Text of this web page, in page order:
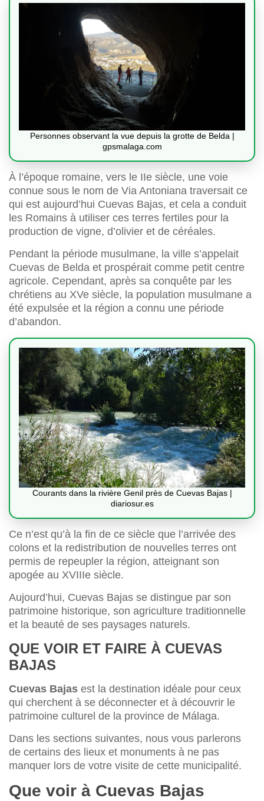
Personnes observant la vue depuis la grotte de Belda |
gpsmalaga.com
À l’époque romaine, vers le IIe siècle, une voie
connue sous le nom de Via Antoniana traversait ce
qui est aujourd’hui Cuevas Bajas, et cela a conduit
les Romains à utiliser ces terres fertiles pour la
production de vigne, d’olivier et de céréales.
Pendant la période musulmane, la ville s’appelait
Cuevas de Belda et prospérait comme petit centre
agricole. Cependant, après sa conquête par les
chrétiens au XVe siècle, la population musulmane a
été expulsée et la région a connu une période
d’abandon.
Courants dans la rivière Genil près de Cuevas Bajas |
diariosur.es
Ce n’est qu’à la fin de ce siècle que l’arrivée des
colons et la redistribution de nouvelles terres ont
permis de repeupler la région, atteignant son
apogée au XVIIIe siècle.
Aujourd’hui, Cuevas Bajas se distingue par son
patrimoine historique, son agriculture traditionnelle
et la beauté de ses paysages naturels.
QUE VOIR ET FAIRE À CUEVAS
BAJAS
Cuevas Bajas est la destination idéale pour ceux
qui cherchent à se déconnecter et à découvrir le
patrimoine culturel de la province de Málaga.
Dans les sections suivantes, nous vous parlerons
de certains des lieux et monuments à ne pas
manquer lors de votre visite de cette municipalité.
Que voir à Cuevas Bajas